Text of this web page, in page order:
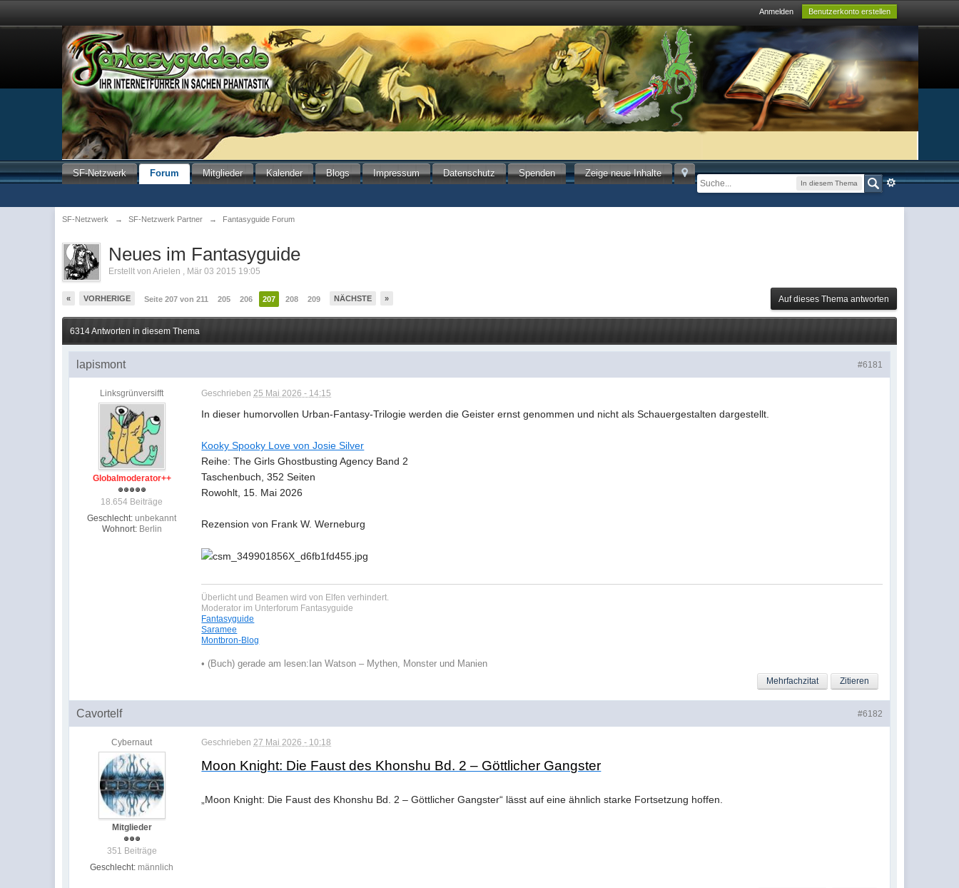
Anmelden Benutzerkonto erstellen
In diesem Thema
Zeige neue Inhalte
SF-Netzwerk Forum Mitglieder Kalender Blogs Impressum Datenschutz Spenden
SF-Netzwerk → SF-Netzwerk Partner → Fantasyguide Forum
Neues im Fantasyguide
Erstellt vonArielen , Mär 03 2015 19:05
« VORHERIGE Seite 207 von 211 205 206 207 208 209 NÄCHSTE » Auf dieses Thema antworten
6314 Antworten in diesem Thema
#6181
lapismont
Linksgrünversifft
Globalmoderator++
18.654 Beiträge
Geschlecht: unbekannt
Wohnort: Berlin
Geschrieben25 Mai 2026 - 14:15
In dieser humorvollen Urban-Fantasy-Trilogie werden die Geister ernst genommen und nicht als Schauergestalten dargestellt.
Kooky Spooky Love von Josie Silver
Reihe: The Girls Ghostbusting Agency Band 2
Taschenbuch, 352 Seiten
Rowohlt, 15. Mai 2026
Rezension von Frank W. Werneburg
Überlicht und Beamen wird von Elfen verhindert.
Moderator im Unterforum Fantasyguide
Fantasyguide
Saramee
Montbron-Blog
• (Buch) gerade am lesen: Ian Watson – Mythen, Monster und Manien
Zitieren
Mehrfachzitat
#6182
Cavortelf
Cybernaut
Mitglieder
351 Beiträge
Geschlecht: männlich
Geschrieben27 Mai 2026 - 10:18
Moon Knight: Die Faust des Khonshu Bd. 2 – Göttlicher Gangster
„Moon Knight: Die Faust des Khonshu Bd. 2 – Göttlicher Gangster“ lässt auf eine ähnlich starke Fortsetzung hoffen.